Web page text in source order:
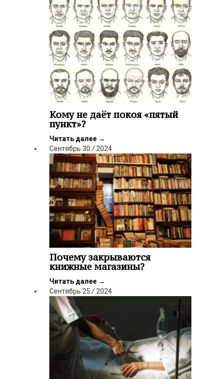
Кому не даёт покоя «пятый
пункт»?
Читать далее →
Сентябрь 30 / 2024
Почему закрываются
книжные магазины?
Читать далее →
Сентябрь 25 / 2024